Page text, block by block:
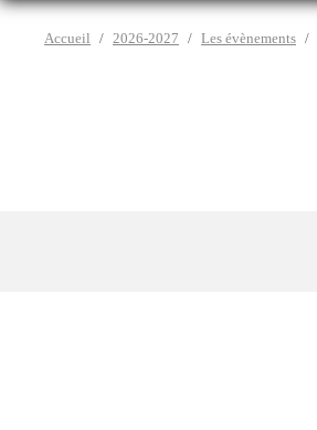
Accueil 2026-2027 Les évènements